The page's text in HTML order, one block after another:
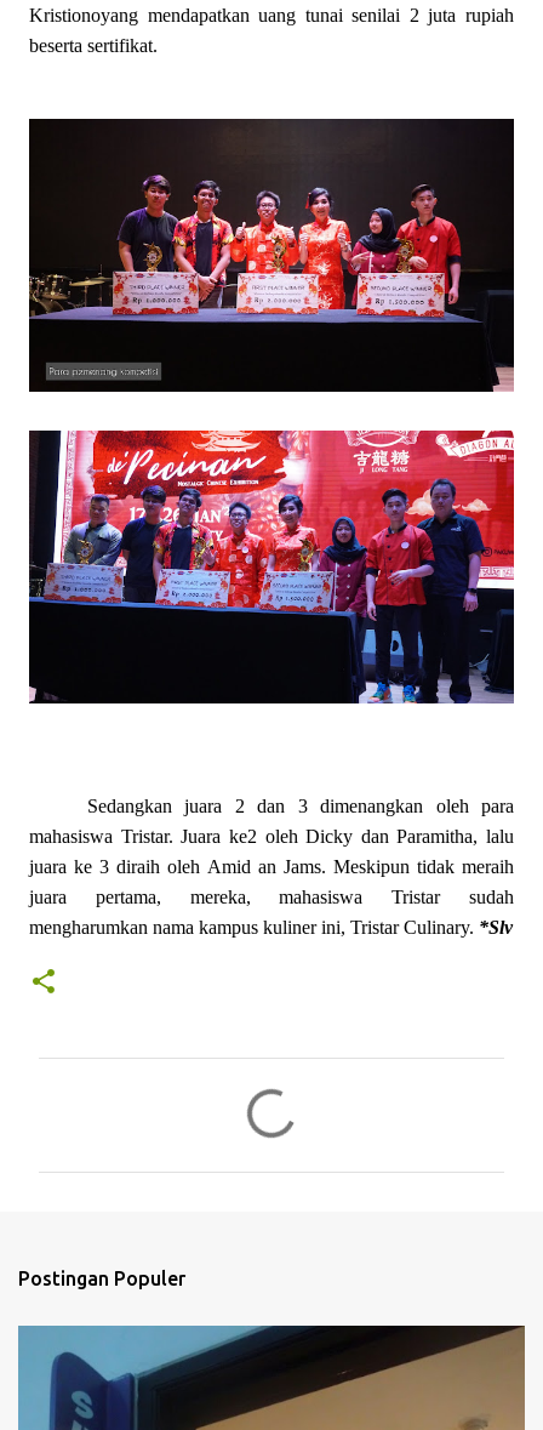
Kristionoyang mendapatkan uang tunai senilai 2 juta rupiah
beserta sertifikat.
Sedangkan juara 2 dan 3 dimenangkan oleh para
mahasiswa Tristar. Juara ke2 oleh Dicky dan Paramitha, lalu
juara ke 3 diraih oleh Amid an Jams. Meskipun tidak meraih
juara pertama, mereka, mahasiswa Tristar sudah
mengharumkan nama kampus kuliner ini, Tristar Culinary. *Slv
Postingan Populer